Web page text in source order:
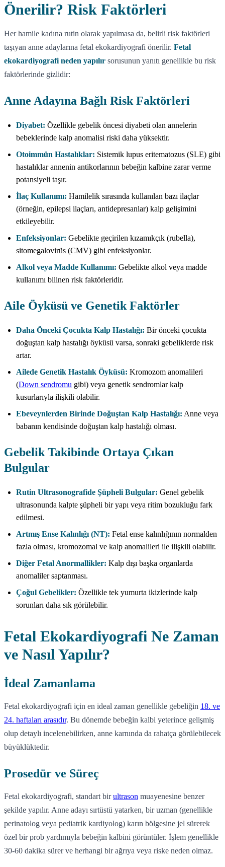
Önerilir? Risk Faktörleri
Her hamile kadına rutin olarak yapılmasa da, belirli risk faktörleri
taşıyan anne adaylarına fetal ekokardiyografi önerilir. Fetal
ekokardiyografi neden yapılır sorusunun yanıtı genellikle bu risk
faktörlerinde gizlidir:
Anne Adayına Bağlı Risk Faktörleri
Diyabet: Özellikle gebelik öncesi diyabeti olan annelerin
bebeklerinde kalp anomalisi riski daha yüksektir.
Otoimmün Hastalıklar: Sistemik lupus eritematozus (SLE) gibi
hastalıklar annenin antikorlarının bebeğin kalbine zarar verme
potansiyeli taşır.
İlaç Kullanımı: Hamilelik sırasında kullanılan bazı ilaçlar
(örneğin, epilepsi ilaçları, antidepresanlar) kalp gelişimini
etkileyebilir.
Enfeksiyonlar: Gebelikte geçirilen kızamıkçık (rubella),
sitomegalovirüs (CMV) gibi enfeksiyonlar.
Alkol veya Madde Kullanımı: Gebelikte alkol veya madde
kullanımı bilinen risk faktörleridir.
Aile Öyküsü ve Genetik Faktörler
Daha Önceki Çocukta Kalp Hastalığı: Bir önceki çocukta
doğuştan kalp hastalığı öyküsü varsa, sonraki gebeliklerde risk
artar.
Ailede Genetik Hastalık Öyküsü: Kromozom anomalileri
(Down sendromu gibi) veya genetik sendromlar kalp
kusurlarıyla ilişkili olabilir.
Ebeveynlerden Birinde Doğuştan Kalp Hastalığı: Anne veya
babanın kendisinde doğuştan kalp hastalığı olması.
Gebelik Takibinde Ortaya Çıkan
Bulgular
Rutin Ultrasonografide Şüpheli Bulgular: Genel gebelik
ultrasonunda kalpte şüpheli bir yapı veya ritim bozukluğu fark
edilmesi.
Artmış Ense Kalınlığı (NT): Fetal ense kalınlığının normalden
fazla olması, kromozomal ve kalp anomalileri ile ilişkili olabilir.
Diğer Fetal Anormallikler: Kalp dışı başka organlarda
anomaliler saptanması.
Çoğul Gebelikler: Özellikle tek yumurta ikizlerinde kalp
sorunları daha sık görülebilir.
Fetal Ekokardiyografi Ne Zaman
ve Nasıl Yapılır?
İdeal Zamanlama
Fetal ekokardiyografi için en ideal zaman genellikle gebeliğin 18. ve
24. haftaları arasıdır. Bu dönemde bebeğin kalbi yeterince gelişmiş
olup detaylı incelenebilirken, anne karnında da rahatça görülebilecek
büyüklüktedir.
Prosedür ve Süreç
Fetal ekokardiyografi, standart birultrason muayenesine benzer
şekilde yapılır. Anne adayı sırtüstü yatarken, bir uzman (genellikle
perinatolog veya pediatrik kardiyolog) karın bölgesine jel sürerek
özel bir prob yardımıyla bebeğin kalbini görüntüler. İşlem genellikle
30-60 dakika sürer ve herhangi bir ağrıya veya riske neden olmaz.